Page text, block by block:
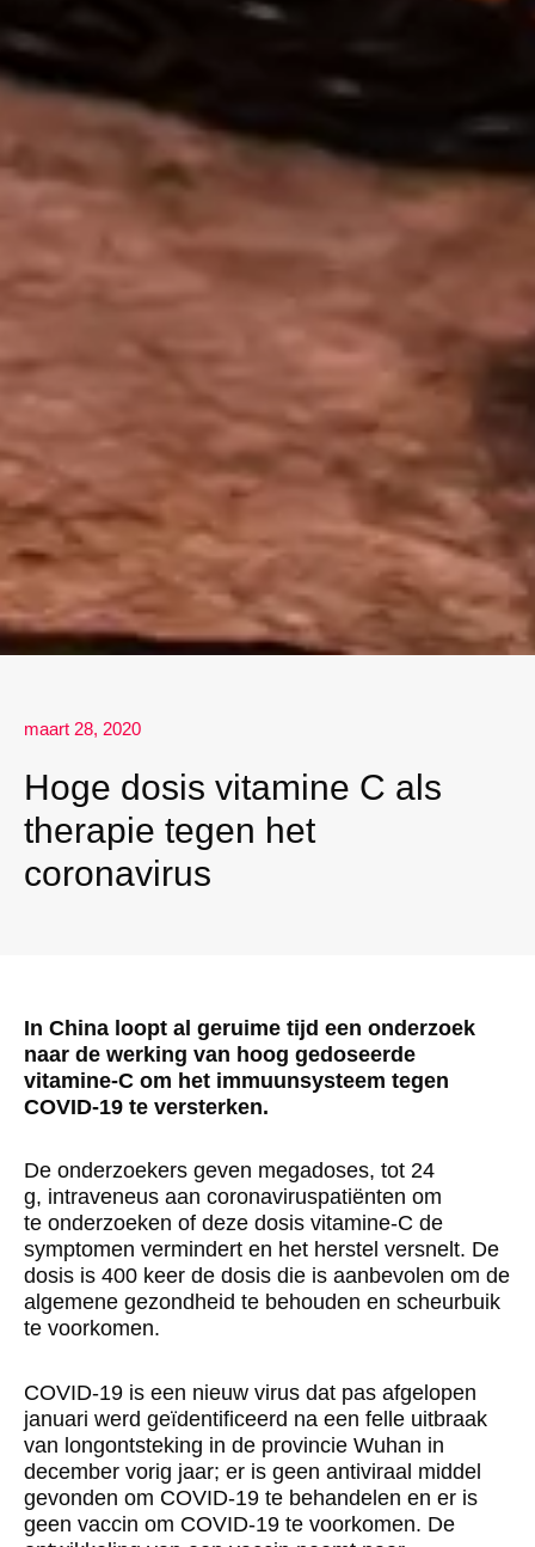
maart 28, 2020
Hoge dosis vitamine C als
therapie tegen het
coronavirus
In China loopt al geruime tijd een onderzoek
naar de werking van hoog gedoseerde
vitamine-C om het immuunsysteem tegen
COVID-19 te versterken.
De onderzoekers geven megadoses, tot 24
g, intraveneus aan coronaviruspatiënten om
te onderzoeken of deze dosis vitamine-C de
symptomen vermindert en het herstel versnelt. De
dosis is 400 keer de dosis die is aanbevolen om de
algemene gezondheid te behouden en scheurbuik
te voorkomen.
COVID-19 is een nieuw virus dat pas afgelopen
januari werd geïdentificeerd na een felle uitbraak
van longontsteking in de provincie Wuhan in
december vorig jaar; er is geen antiviraal middel
gevonden om COVID-19 te behandelen en er is
geen vaccin om COVID-19 te voorkomen. De